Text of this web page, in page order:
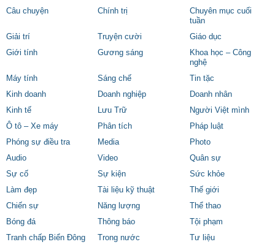
Câu chuyện
Chính trị
Chuyên mục cuối
tuần
Giải trí
Truyện cười
Giáo dục
Giới tính
Gương sáng
Khoa học – Công
nghệ
Máy tính
Sáng chế
Tin tặc
Kinh doanh
Doanh nghiệp
Doanh nhân
Kinh tế
Lưu Trữ
Người Việt mình
Ô tô – Xe máy
Phân tích
Pháp luật
Phóng sự điều tra
Media
Photo
Audio
Video
Quân sự
Sự cố
Sự kiện
Sức khỏe
Làm đẹp
Tài liệu kỹ thuật
Thế giới
Chiến sự
Năng lượng
Thể thao
Bóng đá
Thông báo
Tội phạm
Tranh chấp Biển Đông
Trong nước
Tư liệu